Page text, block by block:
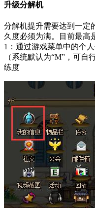
升级分解机
分解机提升需要达到一定
久度必须为满。目前最高
1：通过游戏菜单中的个
（系统默认为“M”，可
练度